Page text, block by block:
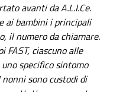
avanti da A.L.I.Ce.
ai bambini i principali
il numero da chiamare.
ciascuno alle
specifico sintomo
sono custodi di